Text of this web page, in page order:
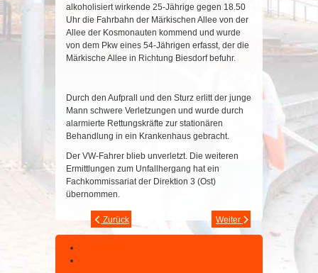
alkoholisiert wirkende 25-Jährige gegen 18.50
Uhr die Fahrbahn der Märkischen Allee von der
Allee der Kosmonauten kommend und wurde
von dem Pkw eines 54-Jährigen erfasst, der die
Märkische Allee in Richtung Biesdorf befuhr.
Durch den Aufprall und den Sturz erlitt der junge
Mann schwere Verletzungen und wurde durch
alarmierte Rettungskräfte zur stationären
Behandlung in ein Krankenhaus gebracht.
Der VW-Fahrer blieb unverletzt. Die weiteren
Ermittlungen zum Unfallhergang hat ein
Fachkommissariat der Direktion 3 (Ost)
übernommen.
Zurück Weiter